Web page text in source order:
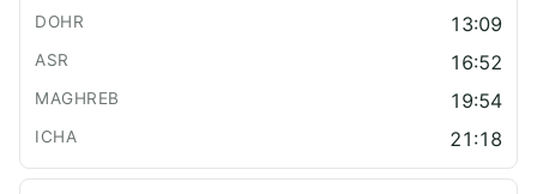
13:09
16:52
19:54
21:18